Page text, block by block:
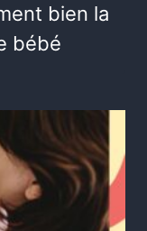
bien la
bébé